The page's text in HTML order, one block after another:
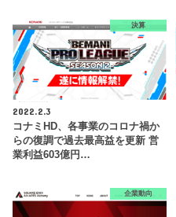
決算
2022.2.3
コナミHD、各事業のコロナ禍か
らの復調で過去最高益を更新 営
業利益603億円…
企業動向